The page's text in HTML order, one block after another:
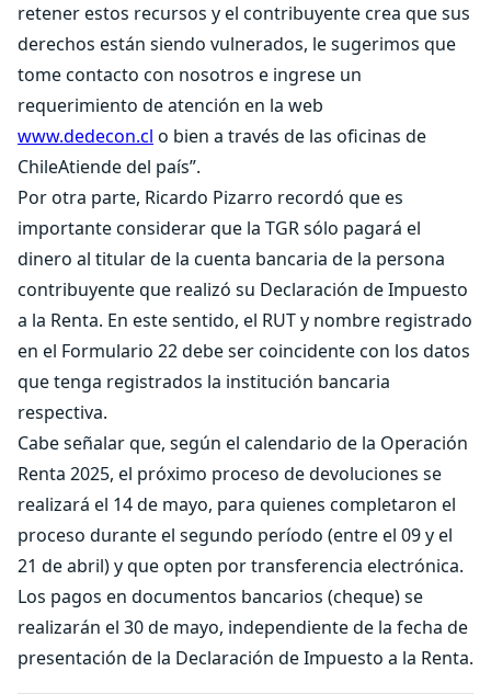
retener estos recursos y el contribuyente crea que sus
derechos están siendo vulnerados, le sugerimos que
tome contacto con nosotros e ingrese un
requerimiento de atención en la web
www.dedecon.cl o bien a través de las oficinas de
ChileAtiende del país”.
Por otra parte, Ricardo Pizarro recordó que es
importante considerar que la TGR sólo pagará el
dinero al titular de la cuenta bancaria de la persona
contribuyente que realizó su Declaración de Impuesto
a la Renta. En este sentido, el RUT y nombre registrado
en el Formulario 22 debe ser coincidente con los datos
que tenga registrados la institución bancaria
respectiva.
Cabe señalar que, según el calendario de la Operación
Renta 2025, el próximo proceso de devoluciones se
realizará el 14 de mayo, para quienes completaron el
proceso durante el segundo período (entre el 09 y el
21 de abril) y que opten por transferencia electrónica.
Los pagos en documentos bancarios (cheque) se
realizarán el 30 de mayo, independiente de la fecha de
presentación de la Declaración de Impuesto a la Renta.